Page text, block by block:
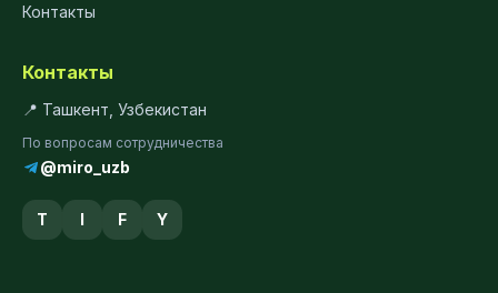
Контакты
Контакты
📍 Ташкент, Узбекистан
По вопросам сотрудничества
@miro_uzb
T I F Y